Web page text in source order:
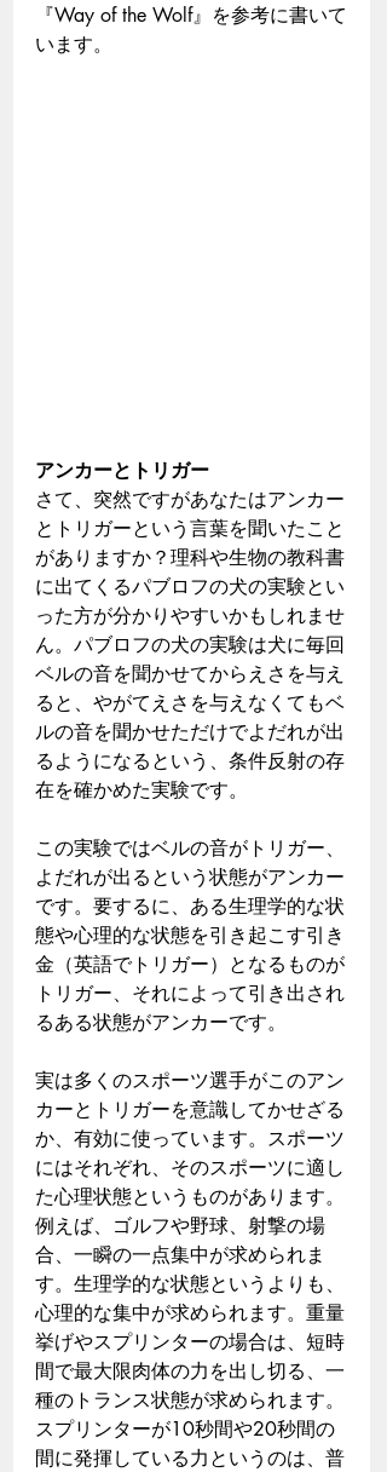
『Way of the Wolf』を参考に書いて
います。
アンカーとトリガー
さて、突然ですがあなたはアンカー
とトリガーという言葉を聞いたこと
がありますか？理科や生物の教科書
に出てくるパブロフの犬の実験とい
った方が分かりやすいかもしれませ
ん。パブロフの犬の実験は犬に毎回
ベルの音を聞かせてからえさを与え
ると、やがてえさを与えなくてもベ
ルの音を聞かせただけでよだれが出
るようになるという、条件反射の存
在を確かめた実験です。
この実験ではベルの音がトリガー、
よだれが出るという状態がアンカー
です。要するに、ある生理学的な状
態や心理的な状態を引き起こす引き
金（英語でトリガー）となるものが
トリガー、それによって引き出され
るある状態がアンカーです。
実は多くのスポーツ選手がこのアン
カーとトリガーを意識してかせざる
か、有効に使っています。スポーツ
にはそれぞれ、そのスポーツに適し
た心理状態というものがあります。
例えば、ゴルフや野球、射撃の場
合、一瞬の一点集中が求められま
す。生理学的な状態というよりも、
心理的な集中が求められます。重量
挙げやスプリンターの場合は、短時
間で最大限肉体の力を出し切る、一
種のトランス状態が求められます。
スプリンターが10秒間や20秒間の
間に発揮している力というのは、普